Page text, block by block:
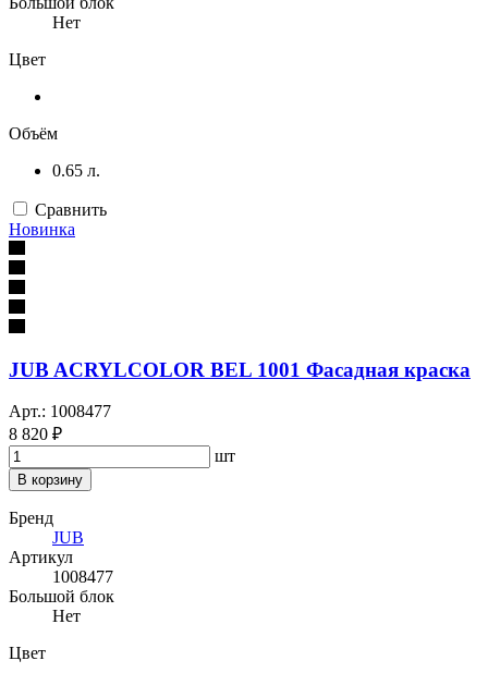
Нет
Цвет
Объём
0.65 л.
Сравнить
Новинка
JUB ACRYLCOLOR BEL 1001 Фасадная краска
Арт.: 1008477
8 820 ₽
шт
В корзину
Бренд
JUB
Артикул
1008477
Большой блок
Нет
Цвет